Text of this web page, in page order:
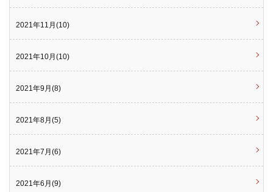
2021年11月(10)
2021年10月(10)
2021年9月(8)
2021年8月(5)
2021年7月(6)
2021年6月(9)